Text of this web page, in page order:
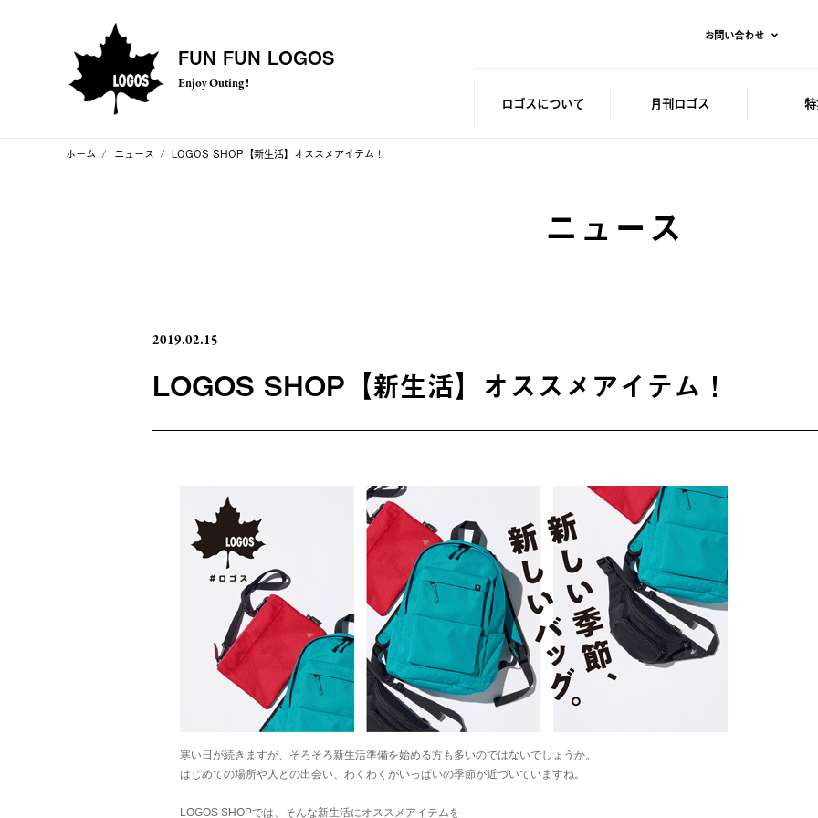
FUN FUN LOGOS
Enjoy Outing !
お問い合わせ
ロゴスについて 月刊ロゴス
ホーム ニュース LOGOS SHOP【新生活】オススメアイテム！
ニュース
2019.02.15
LOGOS SHOP【新生活】オススメアイテム！
寒い日が続きますが、そろそろ新生活準備を始める方も多いのではないでしょうか。
はじめての場所や人との出会い、わくわくがいっぱいの季節が近づいていますね。
LOGOS SHOPでは、そんな新生活にオススメアイテムを